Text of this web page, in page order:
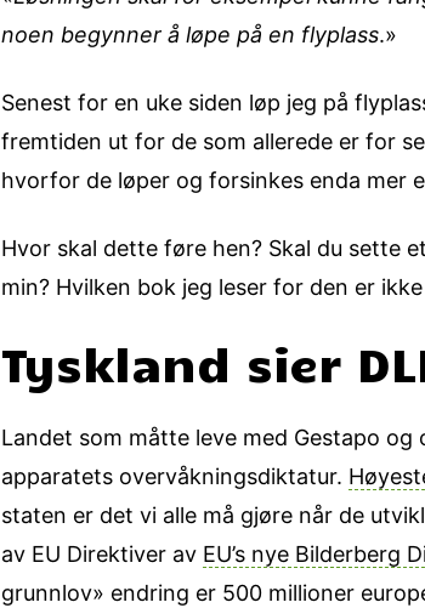
noen begynner å løpe på en flyplass.»
Senest for en uke siden løp jeg på
fremtiden ut for de som allerede er for
hvorfor de løper og forsinkes enda mer
Hvor skal dette føre hen? Skal du sette
min? Hvilken bok jeg leser for den er
Tyskland sier
Landet som måtte leve med Gestapo
apparatets overvåkningsdiktatur.
staten er det vi alle må gjøre når de
av EU Direktiver av EU’s nye Bilderberg
grunnlov» endring er 500 millioner